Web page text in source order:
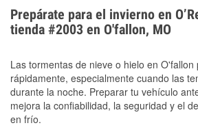
el sobrecalentamiento en
extremo. Aprende cómo
anticongelante en nuestra sección
Prepárate para el invierno en
tienda #2003 en O'fallon, MO
Las tormentas de nieve o hielo en
rápidamente, especialmente cuando las
durante la noche. Preparar tu vehículo
mejora la confiabilidad, la seguridad y el
en frío.